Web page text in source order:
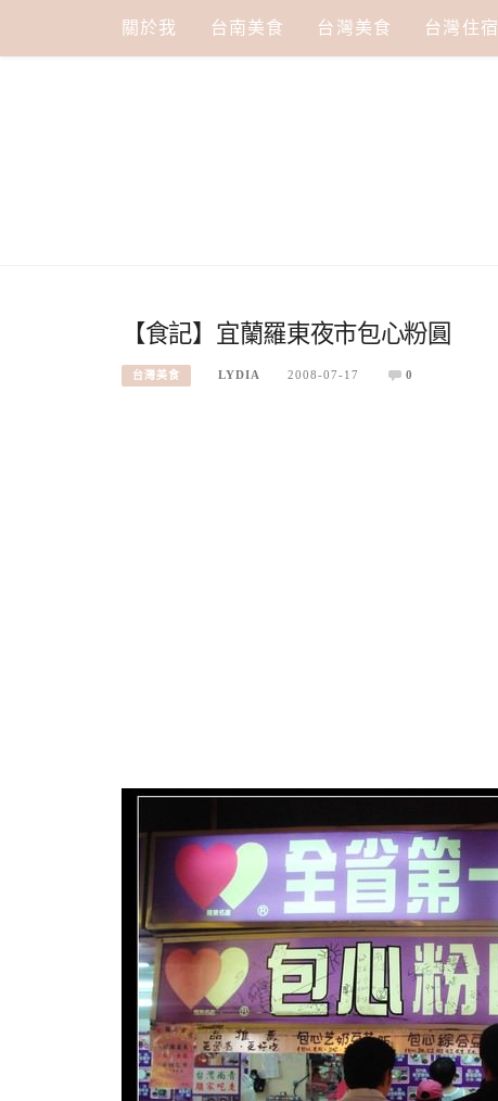
關於我 台南美食 台灣美食 台灣住宿
【食記】宜蘭羅東夜市包心粉圓
台灣美食 LYDIA 2008-07-17 0